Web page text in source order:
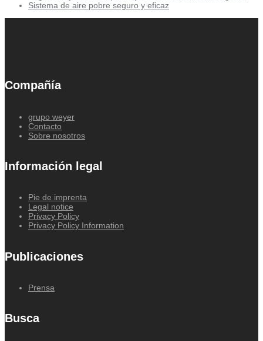
Sistema de aire pobre seguro y eficaz
Compañía
grupo weyer
Contacto
Sobre nosotros
Información legal
Pie de imprenta
Legal notice
Privacy Policy
Privacy Policy Information
Publicaciones
Prensa
Busca